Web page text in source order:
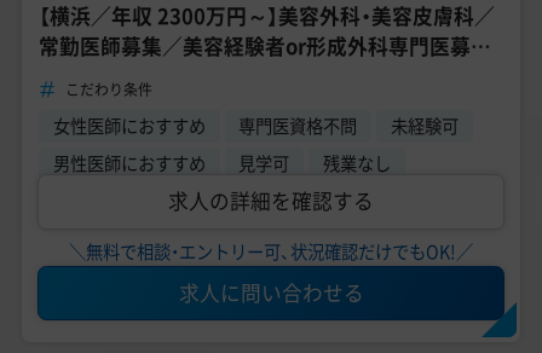
【横浜／年収 2300万円～】美容外科・美容皮膚科／
常勤医師募集／美容経験者or形成外科専門医募集
／スキルアップできる環境《横浜TAクリニック》
こだわり条件
女性医師におすすめ 専門医資格不問
未経験可
男性医師におすすめ
見学可 残業なし
求人の詳細を確認する
＼無料で相談・エントリー可、状況確認だけでもOK!／
求人に問い合わせる